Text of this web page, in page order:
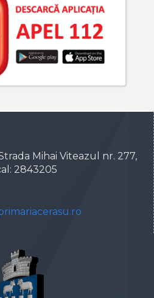
Mihai Viteazul nr. 277,
2843205